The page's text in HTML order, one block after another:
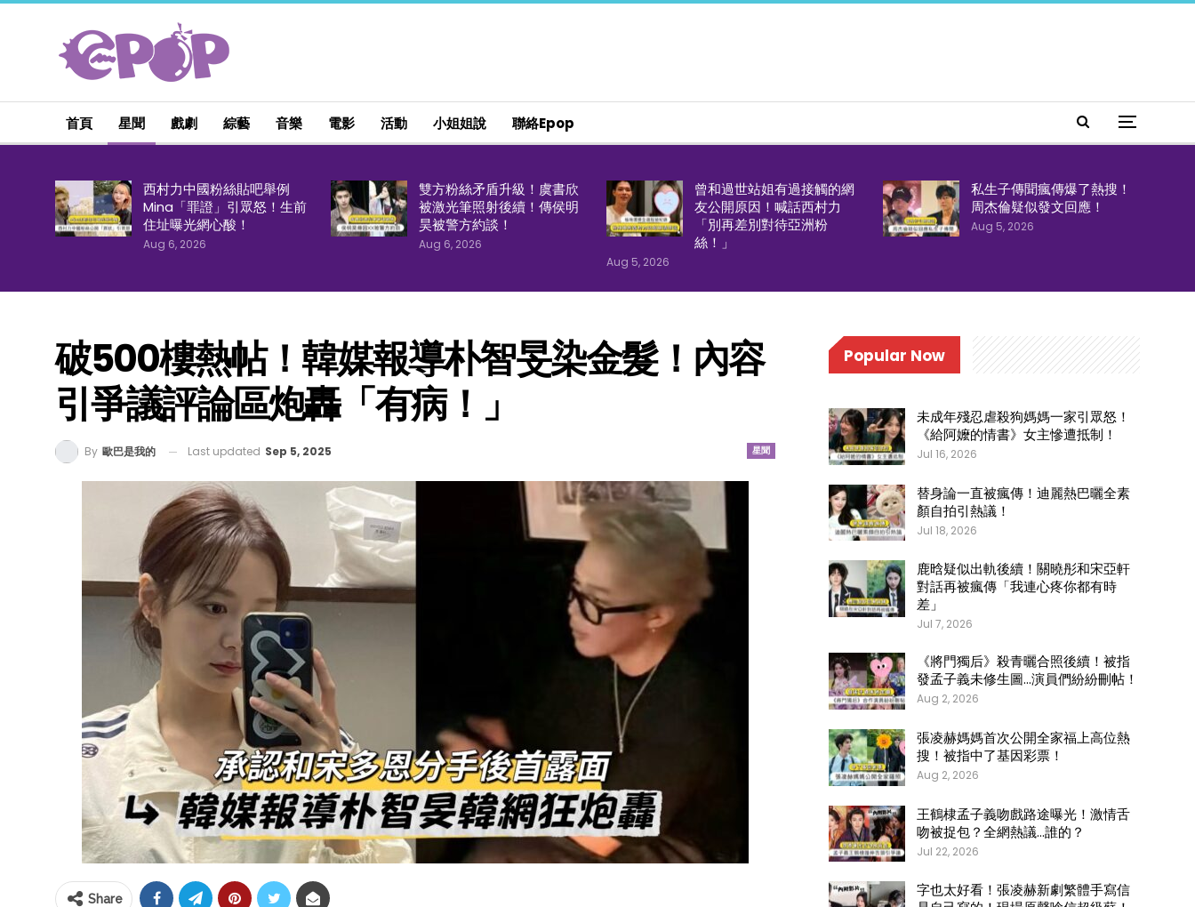
首頁 星聞 戲劇 綜藝 音樂 電影 活動 小姐姐說 聯絡epop
西村力中國粉絲貼吧舉例
Mina「罪證」引眾怒！生前
住址曝光網心酸！
Aug 6, 2026
雙方粉絲矛盾升級！虞書欣
被激光筆照射後續！傳侯明
昊被警方約談！
Aug 6, 2026
曾和過世站姐有過接觸的網
友公開原因！喊話西村力
「別再差別對待亞洲粉
絲！」
Aug 5, 2026
私生子傳聞瘋傳爆了熱搜！
周杰倫疑似發文回應！
Aug 5, 2026
破500樓熱帖！韓媒報導朴智旻染金髮！內容
引爭議評論區炮轟「有病！」
星聞
By 歐巴是我的 Last updated Sep 5, 2025
Share
Popular Now
未成年殘忍虐殺狗媽媽一家引眾怒！
《給阿嬤的情書》女主慘遭抵制！
Jul 16, 2026
替身論一直被瘋傳！迪麗熱巴曬全素
顏自拍引熱議！
Jul 18, 2026
鹿晗疑似出軌後續！關曉彤和宋亞軒
對話再被瘋傳「我連心疼你都有時
差」
Jul 7, 2026
《將門獨后》殺青曬合照後續！被指
發孟子義未修生圖…演員們紛紛刪帖！
Aug 2, 2026
張凌赫媽媽首次公開全家福上高位熱
搜！被指中了基因彩票！
Aug 2, 2026
王鶴棣孟子義吻戲路途曝光！激情舌
吻被捉包？全網熱議…誰的？
Jul 22, 2026
字也太好看！張凌赫新劇繁體手寫信